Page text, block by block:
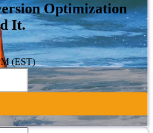
Optimization
It.
(EST)